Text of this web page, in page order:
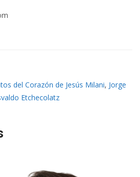
del Corazón de Jesús Milani, Jorge
Etchecolatz